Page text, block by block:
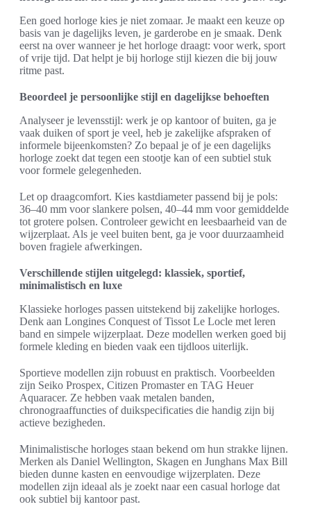
Een goed horloge kies je niet zomaar. Je maakt een keuze op
basis van je dagelijks leven, je garderobe en je smaak. Denk
eerst na over wanneer je het horloge draagt: voor werk, sport
of vrije tijd. Dat helpt je bij horloge stijl kiezen die bij jouw
ritme past.
Beoordeel je persoonlijke stijl en dagelijkse behoeften
Analyseer je levensstijl: werk je op kantoor of buiten, ga je
vaak duiken of sport je veel, heb je zakelijke afspraken of
informele bijeenkomsten? Zo bepaal je of je een dagelijks
horloge zoekt dat tegen een stootje kan of een subtiel stuk
voor formele gelegenheden.
Let op draagcomfort. Kies kastdiameter passend bij je pols:
36–40 mm voor slankere polsen, 40–44 mm voor gemiddelde
tot grotere polsen. Controleer gewicht en leesbaarheid van de
wijzerplaat. Als je veel buiten bent, ga je voor duurzaamheid
boven fragiele afwerkingen.
Verschillende stijlen uitgelegd: klassiek, sportief,
minimalistisch en luxe
Klassieke horloges passen uitstekend bij zakelijke horloges.
Denk aan Longines Conquest of Tissot Le Locle met leren
band en simpele wijzerplaat. Deze modellen werken goed bij
formele kleding en bieden vaak een tijdloos uiterlijk.
Sportieve modellen zijn robuust en praktisch. Voorbeelden
zijn Seiko Prospex, Citizen Promaster en TAG Heuer
Aquaracer. Ze hebben vaak metalen banden,
chronograaffuncties of duikspecificaties die handig zijn bij
actieve bezigheden.
Minimalistische horloges staan bekend om hun strakke lijnen.
Merken als Daniel Wellington, Skagen en Junghans Max Bill
bieden dunne kasten en eenvoudige wijzerplaten. Deze
modellen zijn ideaal als je zoekt naar een casual horloge dat
ook subtiel bij kantoor past.